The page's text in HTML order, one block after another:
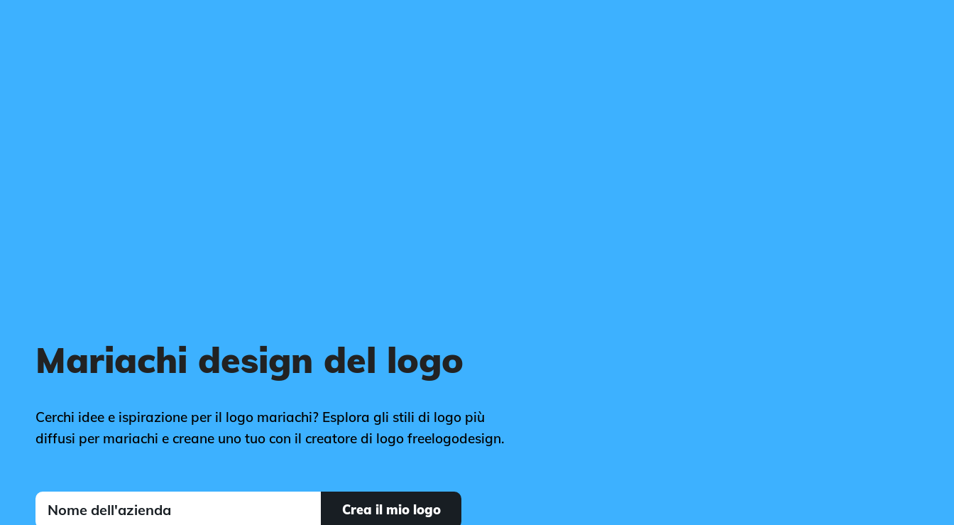
Mariachi design del logo
Cerchi idee e ispirazione per il logo mariachi? Esplora gli stili di logo più
diffusi per mariachi e creane uno tuo con il creatore di logo freelogodesign.
Crea il mio logo